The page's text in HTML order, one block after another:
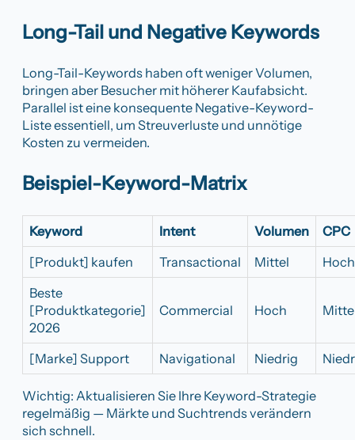
Long-Tail und Negative Keywords
Long-Tail-Keywords haben oft weniger Volumen,
bringen aber Besucher mit höherer Kaufabsicht.
Parallel ist eine konsequente Negative-Keyword-
Liste essentiell, um Streuverluste und unnötige
Kosten zu vermeiden.
Beispiel-Keyword-Matrix
Keyword Intent Volumen
CPC
[Produkt] kaufen
Transactional Mittel
Hoch
Beste
[Produktkategorie]
2026
Commercial Hoch
[Marke] Support Navigational Niedrig
Wichtig: Aktualisieren Sie Ihre Keyword-Strategie
regelmäßig — Märkte und Suchtrends verändern
sich schnell.